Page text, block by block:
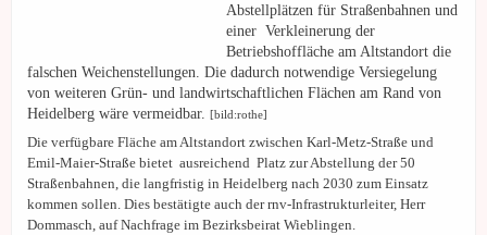
Abstellplätzen für Straßenbahnen und
einer Verkleinerung der
Betriebshoffläche am Altstandort die
falschen Weichenstellungen. Die dadurch notwendige Versiegelung
von weiteren Grün- und landwirtschaftlichen Flächen am Rand von
Heidelberg wäre vermeidbar. [bild:rothe]
Die verfügbare Fläche am Altstandort zwischen Karl-Metz-Straße und
Emil-Maier-Straße bietet ausreichend Platz zur Abstellung der 50
Straßenbahnen, die langfristig in Heidelberg nach 2030 zum Einsatz
kommen sollen. Dies bestätigte auch der rnv-Infrastrukturleiter, Herr
Dommasch, auf Nachfrage im Bezirksbeirat Wieblingen.